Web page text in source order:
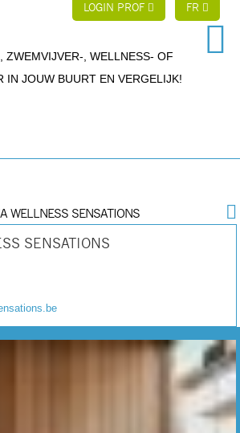
LOGIN PROF FR
ZWEMVIJVER-, WELLNESS- OF
IN JOUW BUURT EN VERGELIJK!
WELLNESS SENSATIONS
SENSATIONS